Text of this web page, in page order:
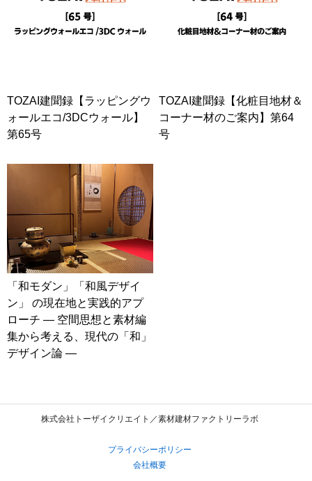
TOZAI建聞録【ラッピングウ
ォールエコ/3DCウォール】
第65号
TOZAI建聞録【化粧目地材＆
コーナー材のご案内】第64
号
「和モダン」「和風デザイ
ン」 の現在地と実践的アプ
ローチ ― 空間思想と素材編
集から考える、現代の「和」
デザイン論 ―
株式会社トーザイクリエイト／素材建材ファクトリーラボ
プライバシーポリシー
会社概要